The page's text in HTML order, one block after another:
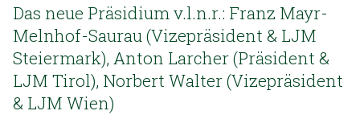
Das neue Präsidium v.l.n.r.: Franz Mayr-
Melnhof-Saurau (Vizepräsident & LJM
Steiermark), Anton Larcher (Präsident &
LJM Tirol), Norbert Walter (Vizepräsident
& LJM Wien)